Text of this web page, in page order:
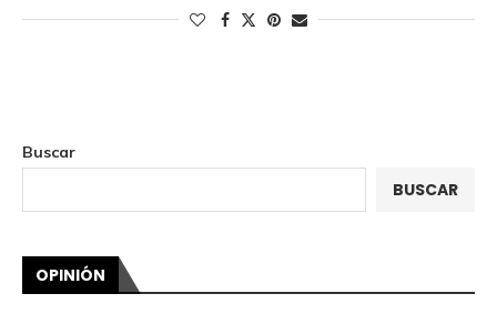
Buscar
BUSCAR
OPINIÓN